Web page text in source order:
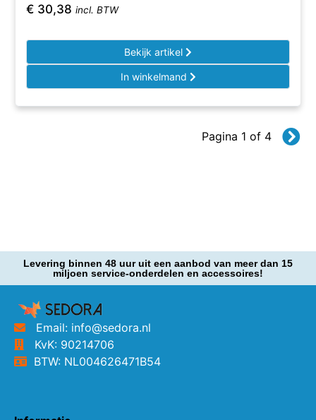
€ 30,38 incl. BTW
Bekijk artikel
In winkelmand
Pagina 1 of 4
Levering binnen 48 uur uit een aanbod van meer dan 15
miljoen service-onderdelen en accessoires!
Email: info@sedora.nl
KvK: 90214706
BTW: NL004626471B54